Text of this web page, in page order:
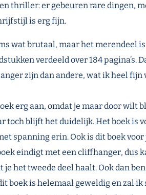
thriller: er gebeuren rare dingen,
is erg fijn.
wat brutaal, maar het merendeel
verdeeld over 184 pagina’s.
zijn dan andere, wat ik heel fijn
erg aan, omdat je maar door wilt
toch blijft het duidelijk. Het boek is
spanning erin. Ook is dit boek voor
eindigt met een cliffhanger, dus
het tweede deel haalt. Ook dan
boek is helemaal geweldig en zal